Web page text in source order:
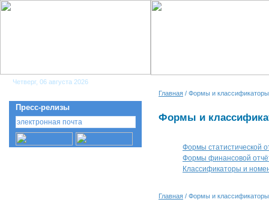
Четверг, 06 августа 2026
Пресс-релизы
Главная / Формы и классификаторы
Формы и
Формы статистической
Формы финансовой
Классификаторы и
Главная / Формы и классификаторы